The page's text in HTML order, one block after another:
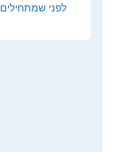
לפני שמתחילים